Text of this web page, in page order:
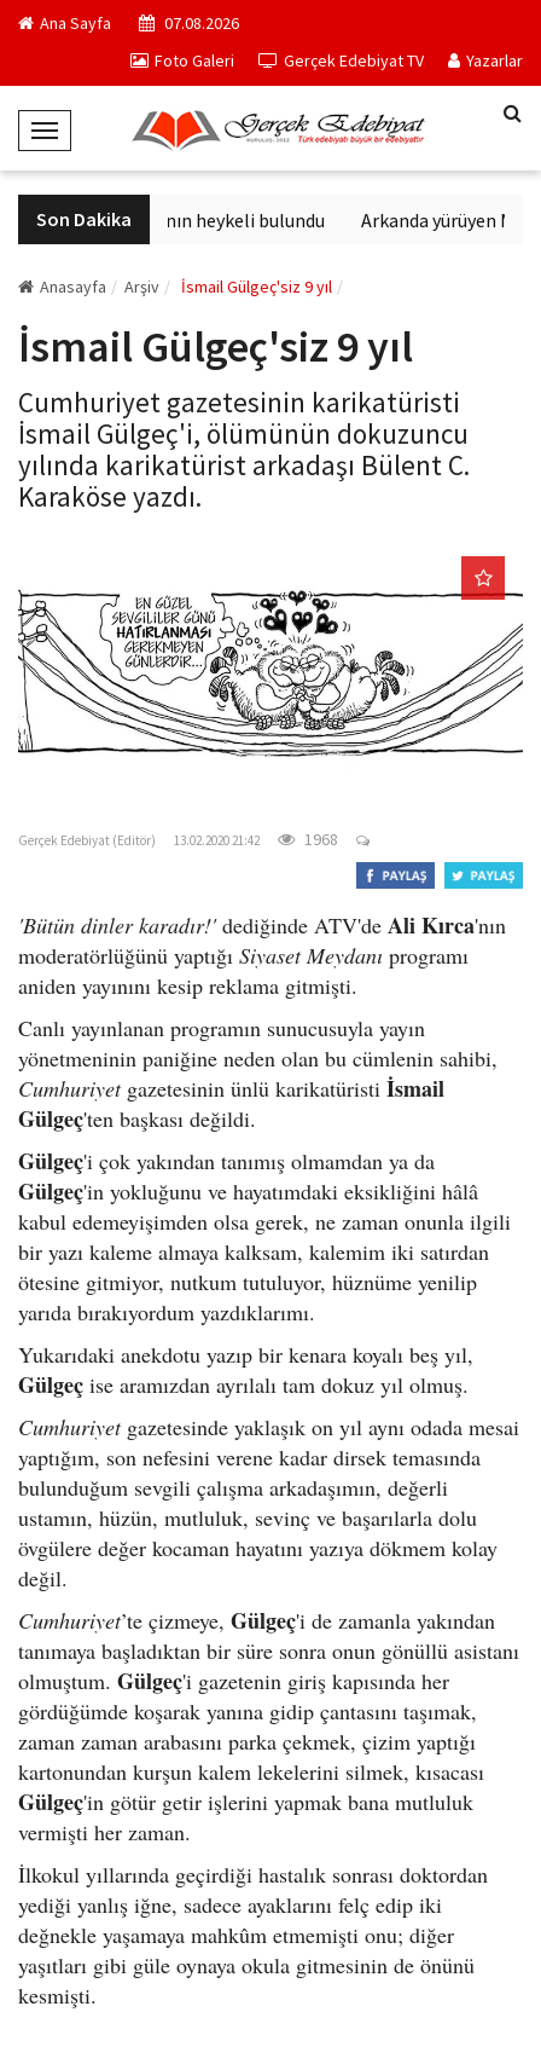
Ana Sayfa
07.08.2026
Foto Galeri
Gerçek Edebiyat TV Yazarlar
T
o
g
g
e
a
i
g
a
t
n
Son Dakika
Sağlık tanrısının heykeli bulundu Arkanda yürüyen M.
Anasayfa Arşiv İsmail Gülgeç'siz 9 yıl
İsmail Gülgeç'siz 9 yıl
Cumhuriyet gazetesinin karikatüristi
İsmail Gülgeç'i, ölümünün dokuzuncu
yılında karikatürist arkadaşı Bülent C.
Karaköse yazdı.
Gerçek Edebiyat (Editör) 13.02.2020 21:42 1968
'Bütün dinler karadır!'dediğinde ATV'de Ali Kırca'nın
moderatörlüğünü yaptığı Siyaset Meydanı programı
aniden yayınını kesip reklama gitmişti.
Canlı yayınlanan programın sunucusuyla yayın
yönetmeninin paniğine neden olan bu cümlenin sahibi,
Cumhuriyetgazetesinin ünlü karikatüristi İsmail
Gülgeç'ten başkası değildi.
Gülgeç'i çok yakından tanımış olmamdan ya da
Gülgeç'in yokluğunu ve hayatımdaki eksikliğini hâlâ
kabul edemeyişimden olsa gerek, ne zaman onunla ilgili
bir yazı kaleme almaya kalksam, kalemim iki satırdan
ötesine gitmiyor, nutkum tutuluyor, hüznüme yenilip
yarıda bırakıyordum yazdıklarımı.
Yukarıdaki anekdotu yazıp bir kenara koyalı beş yıl,
Gülgeç ise aramızdan ayrılalı tam dokuz yıl olmuş.
Cumhuriyetgazetesinde yaklaşık on yıl aynı odada mesai
yaptığım, son nefesini verene kadar dirsek temasında
bulunduğum sevgili çalışma arkadaşımın, değerli
ustamın, hüzün, mutluluk, sevinç ve başarılarla dolu
övgülere değer kocaman hayatını yazıya dökmem kolay
değil.
Cumhuriyet’te çizmeye, Gülgeç'i de zamanla yakından
tanımaya başladıktan bir süre sonra onun gönüllü asistanı
olmuştum. Gülgeç'i gazetenin giriş kapısında her
gördüğümde koşarak yanına gidip çantasını taşımak,
zaman zaman arabasını parka çekmek, çizim yaptığı
kartonundan kurşun kalem lekelerini silmek, kısacası
Gülgeç'in götür getir işlerini yapmak bana mutluluk
vermişti her zaman.
İlkokul yıllarında geçirdiği hastalık sonrası doktordan
yediği yanlış iğne, sadece ayaklarını felç edip iki
değnekle yaşamaya mahkûm etmemişti onu; diğer
yaşıtları gibi güle oynaya okula gitmesinin de önünü
kesmişti.